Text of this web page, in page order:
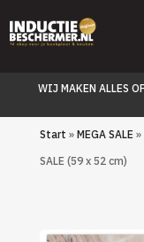
WIJ MAKEN ALLES
Start » MEGA SALE
SALE (59 x 52 cm)